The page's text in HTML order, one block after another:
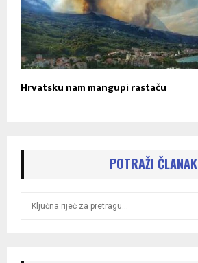
Hrvatsku nam mangupi rastaču
POTRAŽI ČLANAK